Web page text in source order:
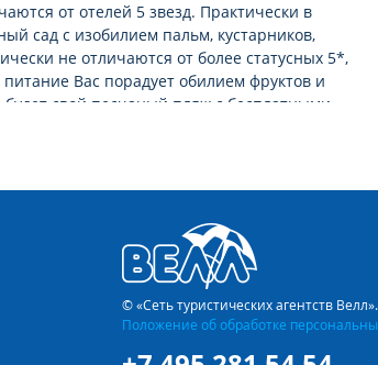
от отелей 5 звeзд. Практически в
сад с изобилием пальм, кустарников,
не отличаются от более статусных 5*,
Вас порадует обилием фруктов и
свой песчаный пляж с бесплатными
мира. Плов, борщ, пельмени,
у себя на родине можно без труда найти и
фуда невероятно низкие от 1 до 2
или из морепродуктов обойдётся в
одни из самых низких цен за массаж,
приобретённые не через
© «Сеть туристических агентств
Положение об обработке